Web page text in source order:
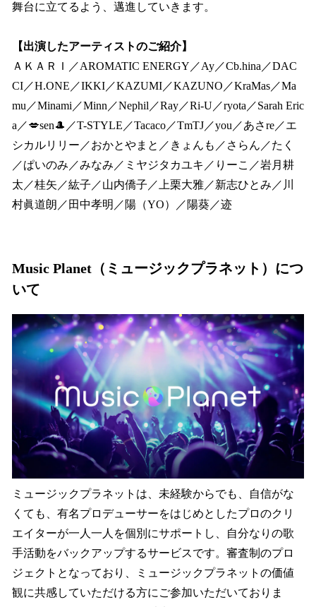
舞台に立てるよう、邁進していきます。
【出演したアーティストのご紹介】
ＡＫＡＲＩ／AROMATIC ENERGY／Ay／Cb.hina／DAC
CI／H.ONE／IKKI／KAZUMI／KAZUNO／KraMas／Ma
mu／Minami／Minn／Nephil／Ray／Ri-U／ryota／Sarah Eric
a／💋sen🎩／T-STYLE／Tacaco／TmTJ／you／あさre／エ
シカルリリー／おかとやまと／きょんも／さらん／たく
／ぱいのみ／みなみ／ミヤジタカユキ／りーこ／岩月耕
太／桂矢／紘子／山内僑子／上栗大雅／新志ひとみ／川
村眞道朗／田中孝明／陽（YO）／陽葵／迹
Music Planet（ミュージックプラネット）につ
いて
ミュージックプラネットは、未経験からでも、自信がな
くても、有名プロデューサーをはじめとしたプロのクリ
エイターが一人一人を個別にサポートし、自分なりの歌
手活動をバックアップするサービスです。審査制のプロ
ジェクトとなっており、ミュージックプラネットの価値
観に共感していただける方にご参加いただいておりま